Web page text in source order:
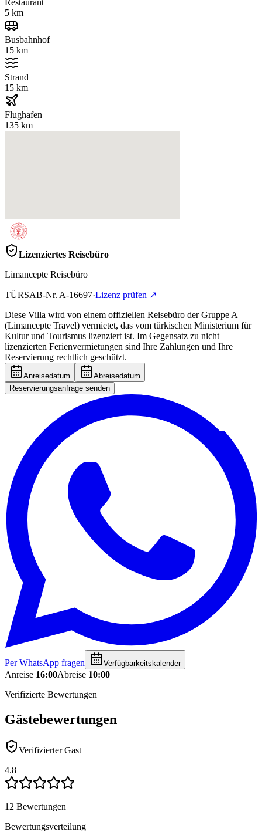
5 km
Busbahnhof
15 km
Strand
15 km
Flughafen
135 km
Lizenziertes Reisebüro
Limancepte Reisebüro
TÜRSAB-Nr. A-16697·Lizenz prüfen ↗
Diese Villa wird von einem offiziellen Reisebüro der Gruppe A
(Limancepte Travel) vermietet, das vom türkischen Ministerium für
Kultur und Tourismus lizenziert ist. Im Gegensatz zu nicht
lizenzierten Ferienvermietungen sind Ihre Zahlungen und Ihre
Reservierung rechtlich geschützt.
Anreisedatum
Abreisedatum
Reservierungsanfrage senden
Per WhatsApp fragen Verfügbarkeitskalender
Anreise 16:00Abreise 10:00
Verifizierte Bewertungen
Gästebewertungen
Verifizierter Gast
4.8
12 Bewertungen
Bewertungsverteilung